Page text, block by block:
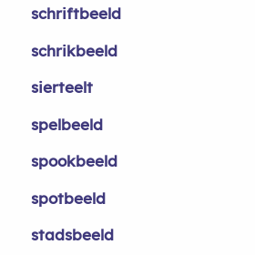
schriftbeeld
schrikbeeld
sierteelt
spelbeeld
spookbeeld
spotbeeld
stadsbeeld